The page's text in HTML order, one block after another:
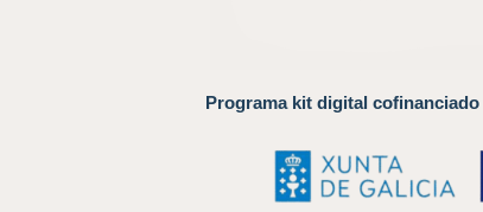
Programa kit digital